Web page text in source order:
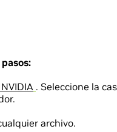
. Seleccione la
archivo.